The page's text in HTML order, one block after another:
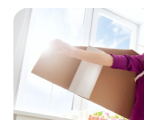
Relaciones
Familia